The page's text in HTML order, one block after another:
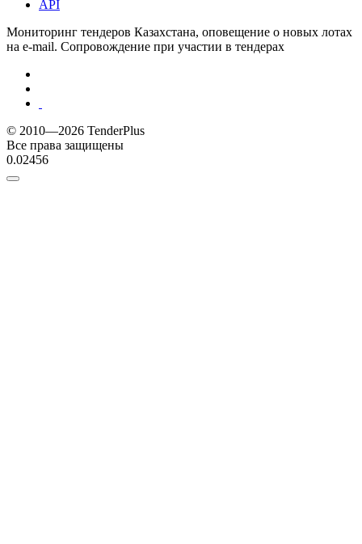
API
Мониторинг тендеров Казахстана, оповещение о новых лотах
на e-mail. Сопровождение при участии в тендерах
© 2010—2026 TenderPlus
Все права защищены
0.02456